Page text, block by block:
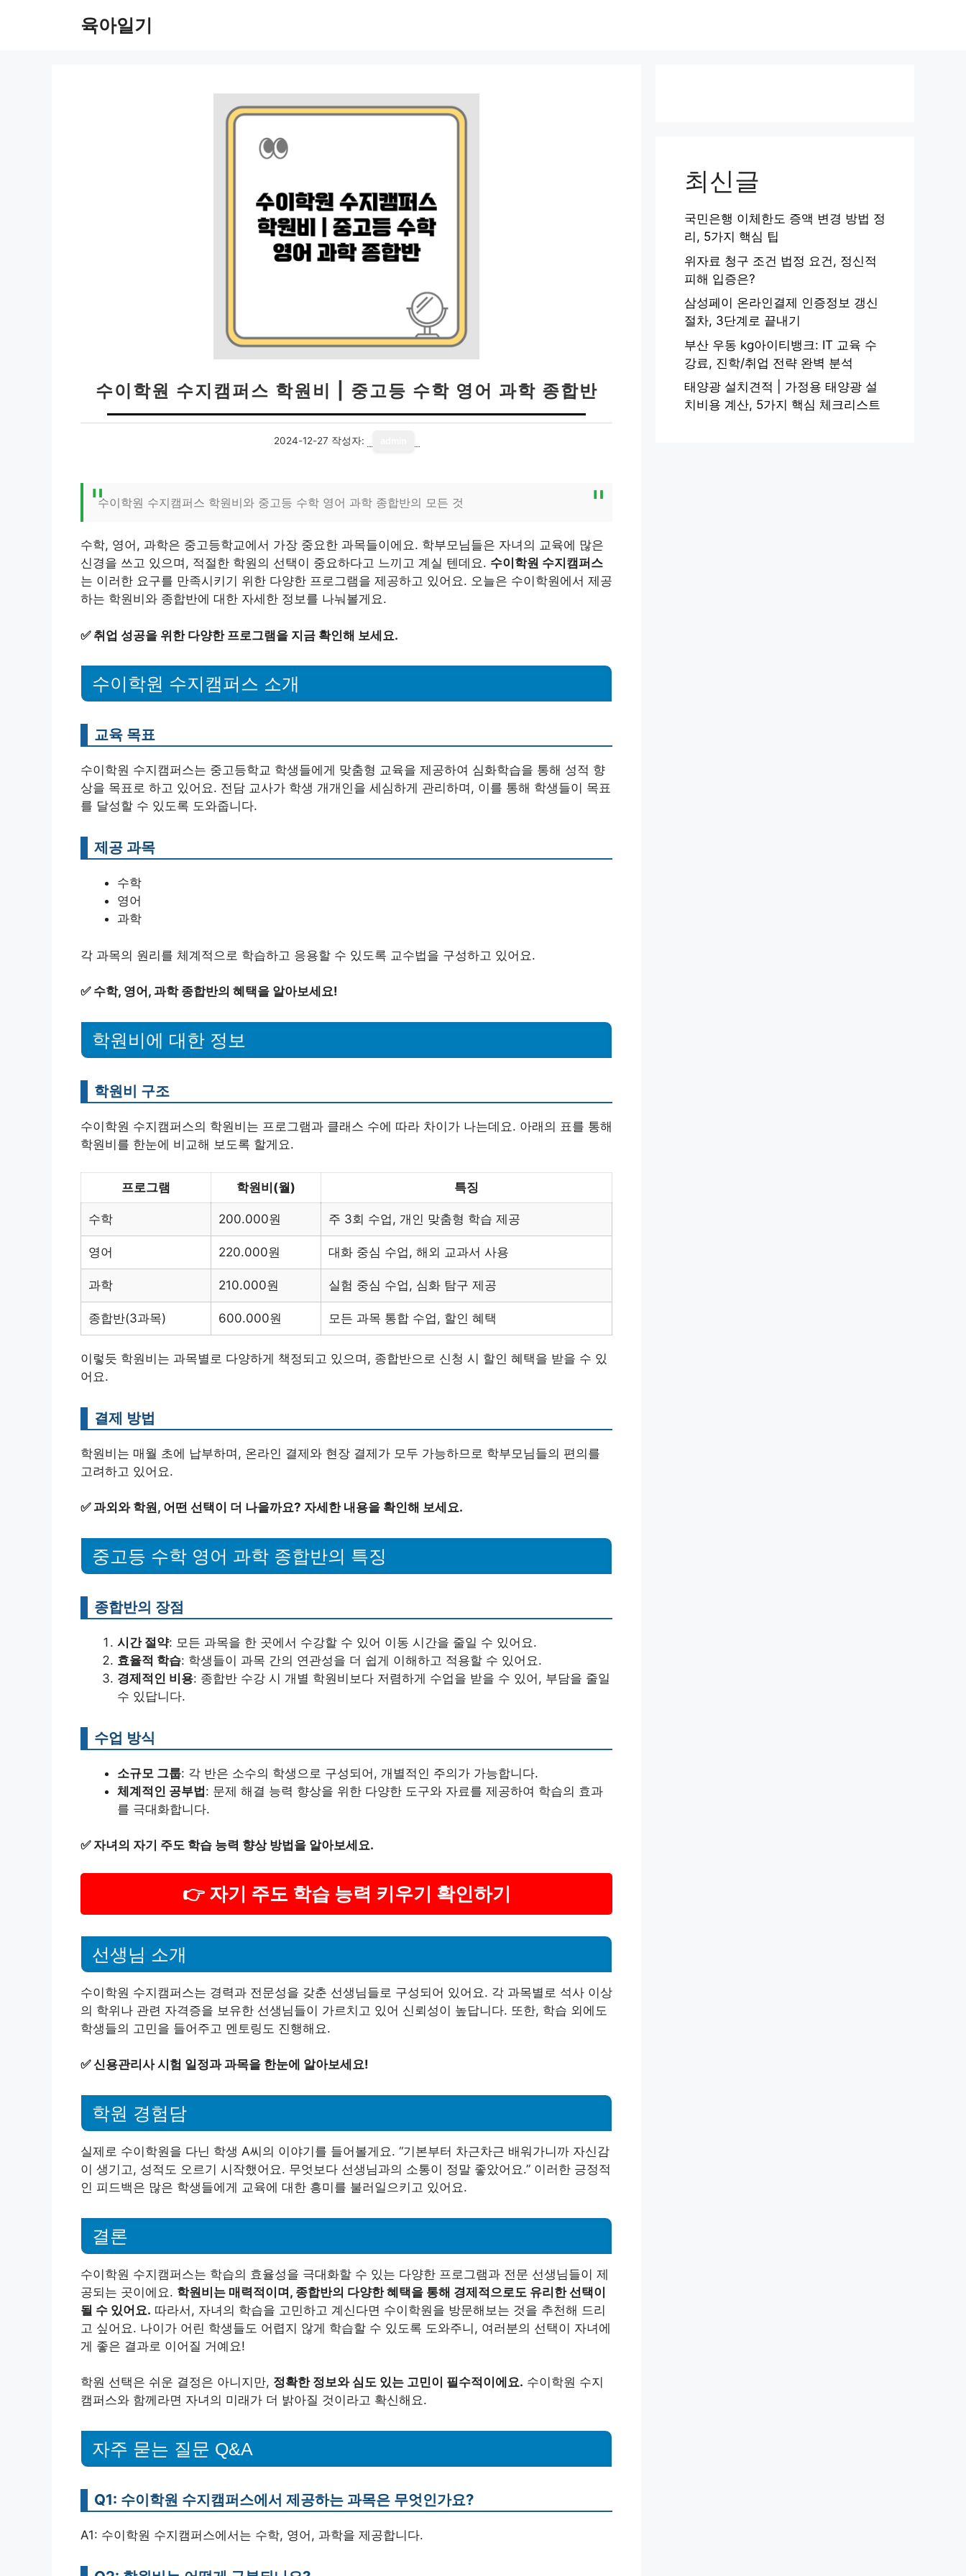
육아일기
수이학원 수지캠퍼스 학원비 | 중고등 수학 영어 과학 종합반
2024-12-27 작성자:
수이학원 수지캠퍼스 학원비와 중고등 수학 영어 과학 종합반의 모든 것
수학, 영어, 과학은 중고등학교에서 가장 중요한 과목들이에요. 학부모님들은 자녀의 교육에 많은
신경을 쓰고 있으며, 적절한 학원의 선택이 중요하다고 느끼고 계실 텐데요. 수이학원 수지캠퍼스
는 이러한 요구를 만족시키기 위한 다양한 프로그램을 제공하고 있어요. 오늘은 수이학원에서 제공
하는 학원비와 종합반에 대한 자세한 정보를 나눠볼게요.
✅ 취업 성공을 위한 다양한 프로그램을 지금 확인해 보세요.
수이학원 수지캠퍼스 소개
교육 목표
수이학원 수지캠퍼스는 중고등학교 학생들에게 맞춤형 교육을 제공하여 심화학습을 통해 성적 향
상을 목표로 하고 있어요. 전담 교사가 학생 개개인을 세심하게 관리하며, 이를 통해 학생들이 목표
를 달성할 수 있도록 도와줍니다.
제공 과목
수학
영어
과학
각 과목의 원리를 체계적으로 학습하고 응용할 수 있도록 교수법을 구성하고 있어요.
✅ 수학, 영어, 과학 종합반의 혜택을 알아보세요!
학원비에 대한 정보
학원비 구조
수이학원 수지캠퍼스의 학원비는 프로그램과 클래스 수에 따라 차이가 나는데요. 아래의 표를 통해
학원비를 한눈에 비교해 보도록 할게요.
프로그램 학원비(월) 특징
수학 200.000원 주 3회 수업, 개인 맞춤형 학습 제공
영어 220.000원 대화 중심 수업, 해외 교과서 사용
과학 210.000원 실험 중심 수업, 심화 탐구 제공
종합반(3과목) 600.000원 모든 과목 통합 수업, 할인 혜택
이렇듯 학원비는 과목별로 다양하게 책정되고 있으며, 종합반으로 신청 시 할인 혜택을 받을 수 있
어요.
결제 방법
학원비는 매월 초에 납부하며, 온라인 결제와 현장 결제가 모두 가능하므로 학부모님들의 편의를
고려하고 있어요.
✅과외와 학원, 어떤 선택이 더 나을까요? 자세한 내용을 확인해 보세요.
중고등 수학 영어 과학 종합반의 특징
종합반의 장점
시간 절약: 모든 과목을 한 곳에서 수강할 수 있어 이동 시간을 줄일 수 있어요.
효율적 학습: 학생들이 과목 간의 연관성을 더 쉽게 이해하고 적용할 수 있어요.
경제적인 비용: 종합반 수강 시 개별 학원비보다 저렴하게 수업을 받을 수 있어, 부담을 줄일
수 있답니다.
수업 방식
소규모 그룹: 각 반은 소수의 학생으로 구성되어, 개별적인 주의가 가능합니다.
체계적인 공부법: 문제 해결 능력 향상을 위한 다양한 도구와 자료를 제공하여 학습의 효과
를 극대화합니다.
✅ 자녀의 자기 주도 학습 능력 향상 방법을 알아보세요.
👉 자기 주도 학습 능력 키우기 확인하기
선생님 소개
수이학원 수지캠퍼스는 경력과 전문성을 갖춘 선생님들로 구성되어 있어요. 각 과목별로 석사 이상
의 학위나 관련 자격증을 보유한 선생님들이 가르치고 있어 신뢰성이 높답니다. 또한, 학습 외에도
학생들의 고민을 들어주고 멘토링도 진행해요.
✅신용관리사 시험 일정과 과목을 한눈에 알아보세요!
학원 경험담
실제로 수이학원을 다닌 학생 A씨의 이야기를 들어볼게요. “기본부터 차근차근 배워가니까 자신감
이 생기고, 성적도 오르기 시작했어요. 무엇보다 선생님과의 소통이 정말 좋았어요.” 이러한 긍정적
인 피드백은 많은 학생들에게 교육에 대한 흥미를 불러일으키고 있어요.
결론
수이학원 수지캠퍼스는 학습의 효율성을 극대화할 수 있는 다양한 프로그램과 전문 선생님들이 제
공되는 곳이에요. 학원비는 매력적이며, 종합반의 다양한 혜택을 통해 경제적으로도 유리한 선택이
될 수 있어요. 따라서, 자녀의 학습을 고민하고 계신다면 수이학원을 방문해보는 것을 추천해 드리
고 싶어요. 나이가 어린 학생들도 어렵지 않게 학습할 수 있도록 도와주니, 여러분의 선택이 자녀에
게 좋은 결과로 이어질 거예요!
학원 선택은 쉬운 결정은 아니지만, 정확한 정보와 심도 있는 고민이 필수적이에요. 수이학원 수지
캠퍼스와 함께라면 자녀의 미래가 더 밝아질 것이라고 확신해요.
자주 묻는 질문 Q&A
Q1: 수이학원 수지캠퍼스에서 제공하는 과목은 무엇인가요?
A1: 수이학원 수지캠퍼스에서는 수학, 영어, 과학을 제공합니다.
최신글
국민은행 이체한도 증액 변경 방법 정
리, 5가지 핵심 팁
위자료 청구 조건 법정 요건, 정신적
피해 입증은?
삼성페이 온라인결제 인증정보 갱신
절차, 3단계로 끝내기
부산 우동 kg아이티뱅크: IT 교육 수
강료, 진학/취업 전략 완벽 분석
태양광 설치견적 | 가정용 태양광 설
치비용 계산, 5가지 핵심 체크리스트